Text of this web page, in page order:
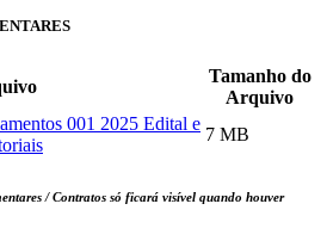
Tamanho do
Arquivo
001 2025 Edital e
7 MB
/ Contratos só ficará visível quando houver